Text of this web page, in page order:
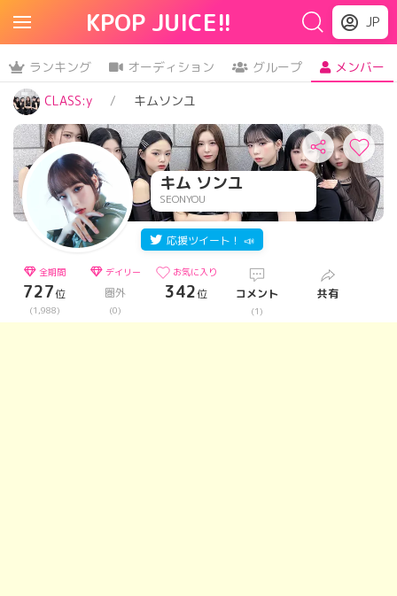
KPOP JUICE!! JP
ランキング オーディション グループ
メンバー
CLASS:y
キムソンユ
キム ソンユ
SEONYOU
応援ツイート！ 📣
全期間
727位
(1,988)
デイリー
圏外
(0)
お気に入り
342位 コメント
(1)
共有